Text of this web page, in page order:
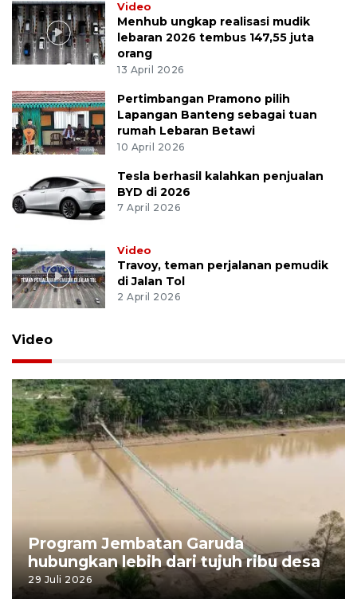
Video
Menhub ungkap realisasi mudik
lebaran 2026 tembus 147,55 juta
orang
13 April 2026
Pertimbangan Pramono pilih
Lapangan Banteng sebagai tuan
rumah Lebaran Betawi
10 April 2026
Tesla berhasil kalahkan penjualan
BYD di 2026
7 April 2026
Video
Travoy, teman perjalanan pemudik
di Jalan Tol
2 April 2026
Video
Program Jembatan Garuda
hubungkan lebih dari tujuh ribu desa
29 Juli 2026